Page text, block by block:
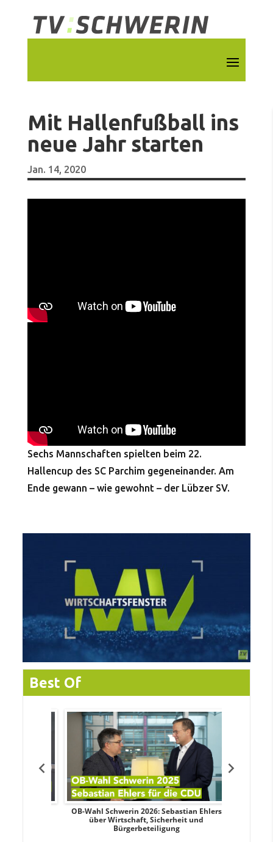
Mit Hallenfußball ins
neue Jahr starten
Jan. 14, 2020
Sechs Mannschaften spielten beim 22.
Hallencup des SC Parchim gegeneinander. Am
Ende gewann – wie gewohnt – der Lübzer SV.
Best Of
OB-Wahl Schwerin 2026: Sebastian Ehlers
über Wirtschaft, Sicherheit und
Bürgerbeteiligung